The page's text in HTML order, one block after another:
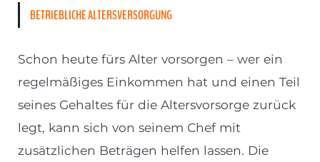
BETRIEBLICHE ALTERSVERSORGUNG
Schon heute fürs Alter vorsorgen – wer ein
regelmäßiges Einkommen hat und einen Teil
seines Gehaltes für die Altersvorsorge zurück
legt, kann sich von seinem Chef mit
zusätzlichen Beträgen helfen lassen. Die